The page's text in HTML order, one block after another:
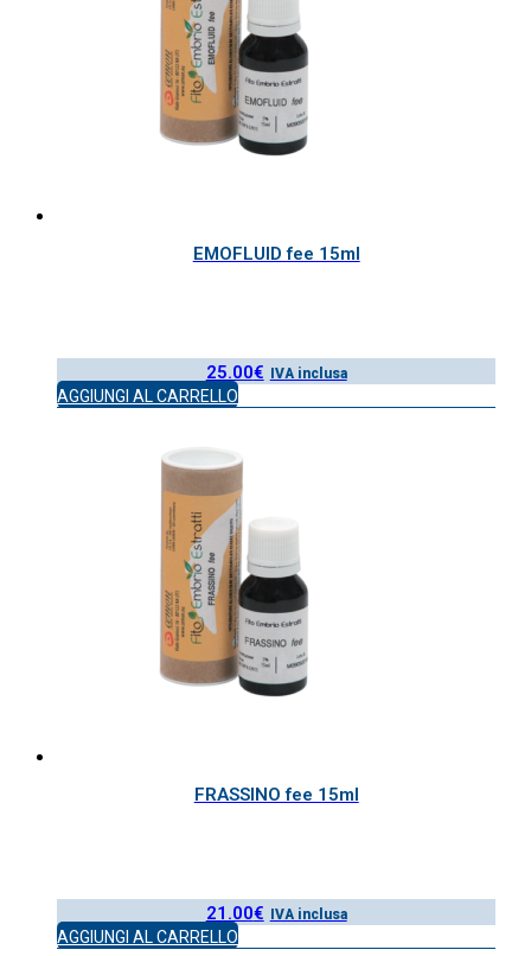
EMOFLUID fee 15ml
25.00€ IVA inclusa
AGGIUNGI AL CARRELLO
FRASSINO fee 15ml
21.00€ IVA inclusa
AGGIUNGI AL CARRELLO